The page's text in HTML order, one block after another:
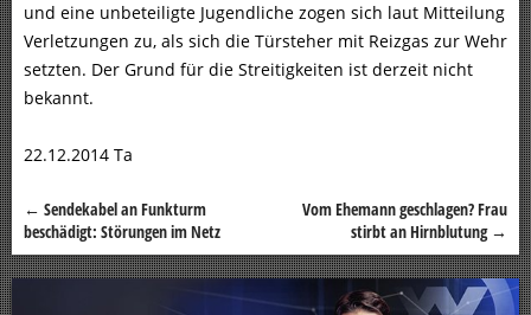
und eine unbeteiligte Jugendliche zogen sich laut Mitteilung
Verletzungen zu, als sich die Türsteher mit Reizgas zur Wehr
setzten. Der Grund für die Streitigkeiten ist derzeit nicht
bekannt.
22.12.2014 Ta
Beitragsnavigation
← Sendekabel an Funkturm
beschädigt: Störungen im Netz
Vom Ehemann geschlagen? Frau
stirbt an Hirnblutung →